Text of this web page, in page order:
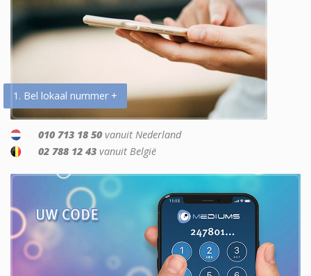
1. Bel lokaal nummer +
010 713 18 50 vanuit Nederland
02 788 12 43 vanuit België